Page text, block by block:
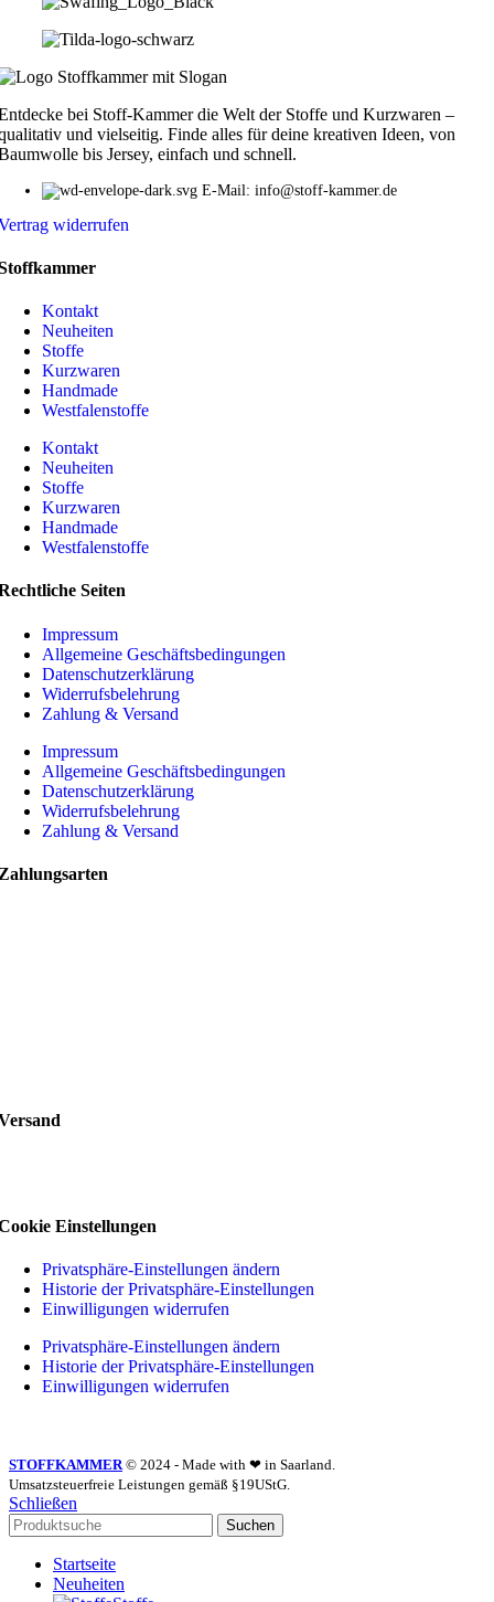
bei Stoff-Kammer die Welt der Stoffe und Kurzwaren –
und vielseitig. Finde alles für deine kreativen Ideen, von
bis Jersey, einfach und schnell.
E-Mail: info@stoff-kammer.de
widerrufen
Kontakt
Neuheiten
Stoffe
Kurzwaren
Handmade
Westfalenstoffe
Kontakt
Neuheiten
Stoffe
Kurzwaren
Handmade
Westfalenstoffe
Seiten
Impressum
Allgemeine Geschäftsbedingungen
Datenschutzerklärung
Widerrufsbelehrung
Zahlung & Versand
Impressum
Allgemeine Geschäftsbedingungen
Datenschutzerklärung
Widerrufsbelehrung
Zahlung & Versand
Einstellungen
Privatsphäre-Einstellungen ändern
Historie der Privatsphäre-Einstellungen
Einwilligungen widerrufen
Privatsphäre-Einstellungen ändern
Historie der Privatsphäre-Einstellungen
Einwilligungen widerrufen
STOFFKAMMER© 2024 - Made with ❤ in Saarland.
Umsatzsteuerfreie Leistungen gemäß §19UStG.
Schließen
Suchen
Startseite
Neuheiten